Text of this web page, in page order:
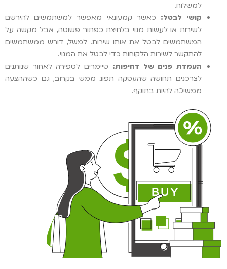
למשלוח.
קושי לבטל: כאשר קמעונאי מאפשר למשתמשים להירשם
לשירות או לעשות מנוי בלחיצת כפתור פשוטה, אבל מקשה על
המשתמשים לבטל את אותו שירות. למשל, דורש ממשתמשים
להתקשר לשירות הלקוחות כדי לבטל את המנוי.
העמדת פנים של דחיפות: טיימרים לספירה לאחור שנותנים
לצרכנים תחושה שהעסקה תפוג ממש בקרוב, גם כשההצעה
ממשיכה להיות בתוקף.